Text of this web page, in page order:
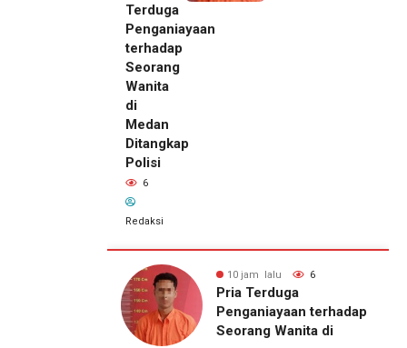
Terduga
Penganiayaan
terhadap
Seorang
Wanita
di
Medan
Ditangkap
Polisi
6
Redaksi
10 jam lalu 6
Pria Terduga
Penganiayaan terhadap
Seorang Wanita di
10 jam lalu
Deli
Serdang
Bantah
Terlibat